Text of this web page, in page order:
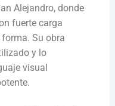
Alejandro, donde
fuerte carga
Su obra
y lo
visual